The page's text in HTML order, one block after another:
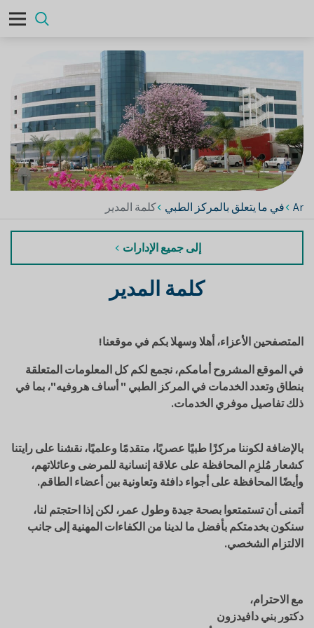
Ar في ما يتعلق بالمركز الطبي كلمة المدير
إلى جميع الإدارات
كلمة المدير
المتصفحين الأعزاء، أهلا وسهلا بكم في موقعنا!
في الموقع المشروح أمامكم، نجمع لكم كل المعلومات المتعلقة
بنطاق وتعدد الخدمات في المركز الطبي " أساف هروفيه"، بما في
ذلك تفاصيل موفري الخدمات.
بالإضافة لكوننا مركزًا طبيًا عصريًا، متقدمًا وعلميًا، نقشنا على رايتنا
كشعار مُلزِم المحافظة على علاقة إنسانية للمرضى وعائلاتهم،
وأيضًا المحافظة على أجواء دافئة وتعاونية بين أعضاء الطاقم.
أتمنى أن تستمتعوا بصحة جيدة وطول عمر، لكن إذا احتجتم لنا،
سنكون بخدمتكم بأفضل ما لدينا من الكفاءات المهنية إلى جانب
الالتزام الشخصي.
مع الاحترام،
دكتور بني دافيدزون